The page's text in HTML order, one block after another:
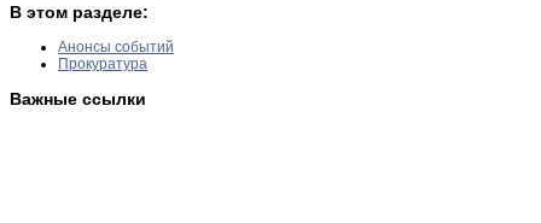
В этом разделе:
Анонсы событий
Прокуратура
Важные ссылки